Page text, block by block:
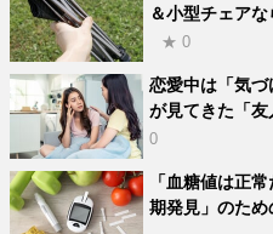
＆小型チェア
★ 0
恋愛中は「気
が見てきた「
0
「血糖値は正
期発見」のた